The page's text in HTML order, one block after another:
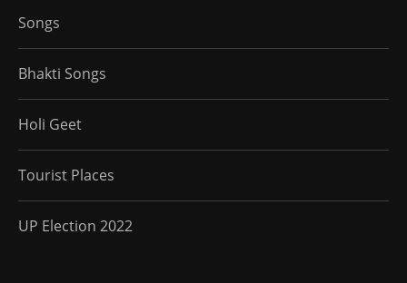
Songs
Bhakti Songs
Holi Geet
Tourist Places
UP Election 2022